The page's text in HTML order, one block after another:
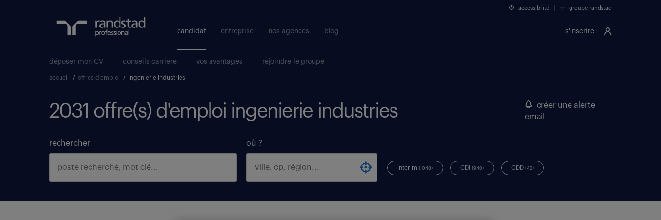
s'inscrire
accessibilité groupe randstad
candidat entreprise nos agences blog
déposer mon CV conseils carriere vos avantages rejoindre le groupe
accueil / offres d'emploi / ingenierie industries
2031 offre(s) d'emploi ingenierie industries
créer une alerte
email
rechercher où ?
intérim(1048) CDI(940) CDD(42)